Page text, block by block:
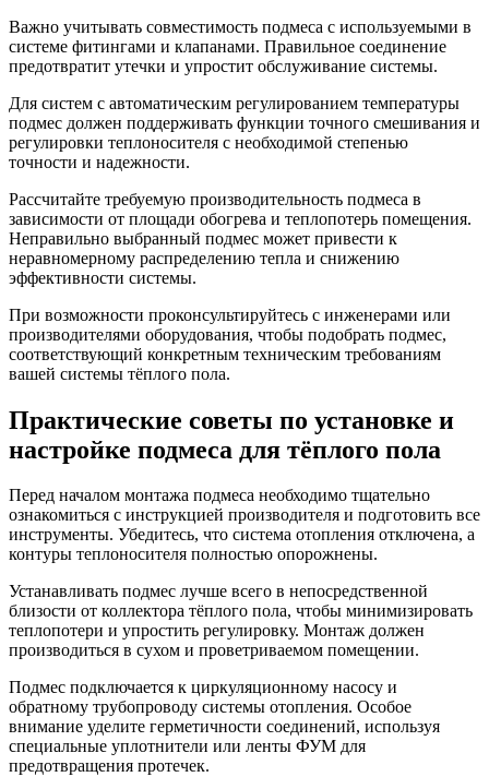
Важно учитывать совместимость подмеса с используемыми в
системе фитингами и клапанами. Правильное соединение
предотвратит утечки и упростит обслуживание системы.
Для систем с автоматическим регулированием температуры
подмес должен поддерживать функции точного смешивания и
регулировки теплоносителя с необходимой степенью
точности и надежности.
Рассчитайте требуемую производительность подмеса в
зависимости от площади обогрева и теплопотерь помещения.
Неправильно выбранный подмес может привести к
неравномерному распределению тепла и снижению
эффективности системы.
При возможности проконсультируйтесь с инженерами или
производителями оборудования, чтобы подобрать подмес,
соответствующий конкретным техническим требованиям
вашей системы тёплого пола.
Практические советы по установке и
настройке подмеса для тёплого пола
Перед началом монтажа подмеса необходимо тщательно
ознакомиться с инструкцией производителя и подготовить все
инструменты. Убедитесь, что система отопления отключена, а
контуры теплоносителя полностью опорожнены.
Устанавливать подмес лучше всего в непосредственной
близости от коллектора тёплого пола, чтобы минимизировать
теплопотери и упростить регулировку. Монтаж должен
производиться в сухом и проветриваемом помещении.
Подмес подключается к циркуляционному насосу и
обратному трубопроводу системы отопления. Особое
внимание уделите герметичности соединений, используя
специальные уплотнители или ленты ФУМ для
предотвращения протечек.